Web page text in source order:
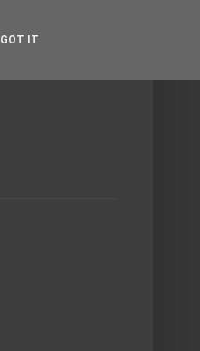
GOT IT